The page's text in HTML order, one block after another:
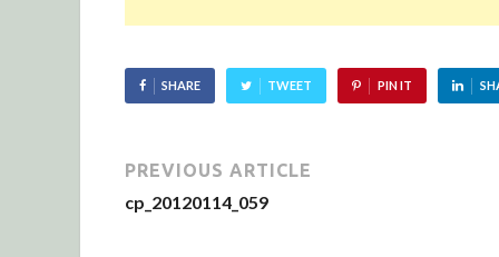
SHARE TWEET PIN IT
PREVIOUS ARTICLE
cp_20120114_059